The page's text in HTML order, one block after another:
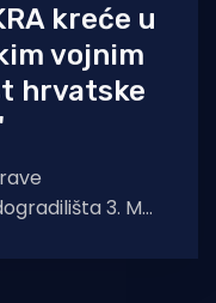
kreće u
vojnim
hrvatske
3. Maj